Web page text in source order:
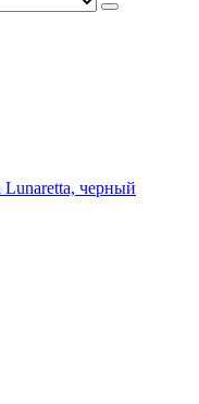
черный